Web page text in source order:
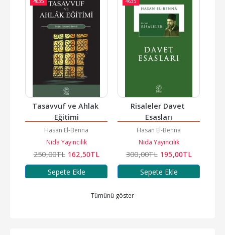
Tasavvuf ve Ahlak
Eğitimi
Hasan El-Benna
Nida Yayıncılık
250,00TL 162,50TL
Sepete Ekle
Risaleler Davet
Esasları
Hasan El-Benna
Nida Yayıncılık
300,00TL 195,00TL
Sepete Ekle
Tümünü göster